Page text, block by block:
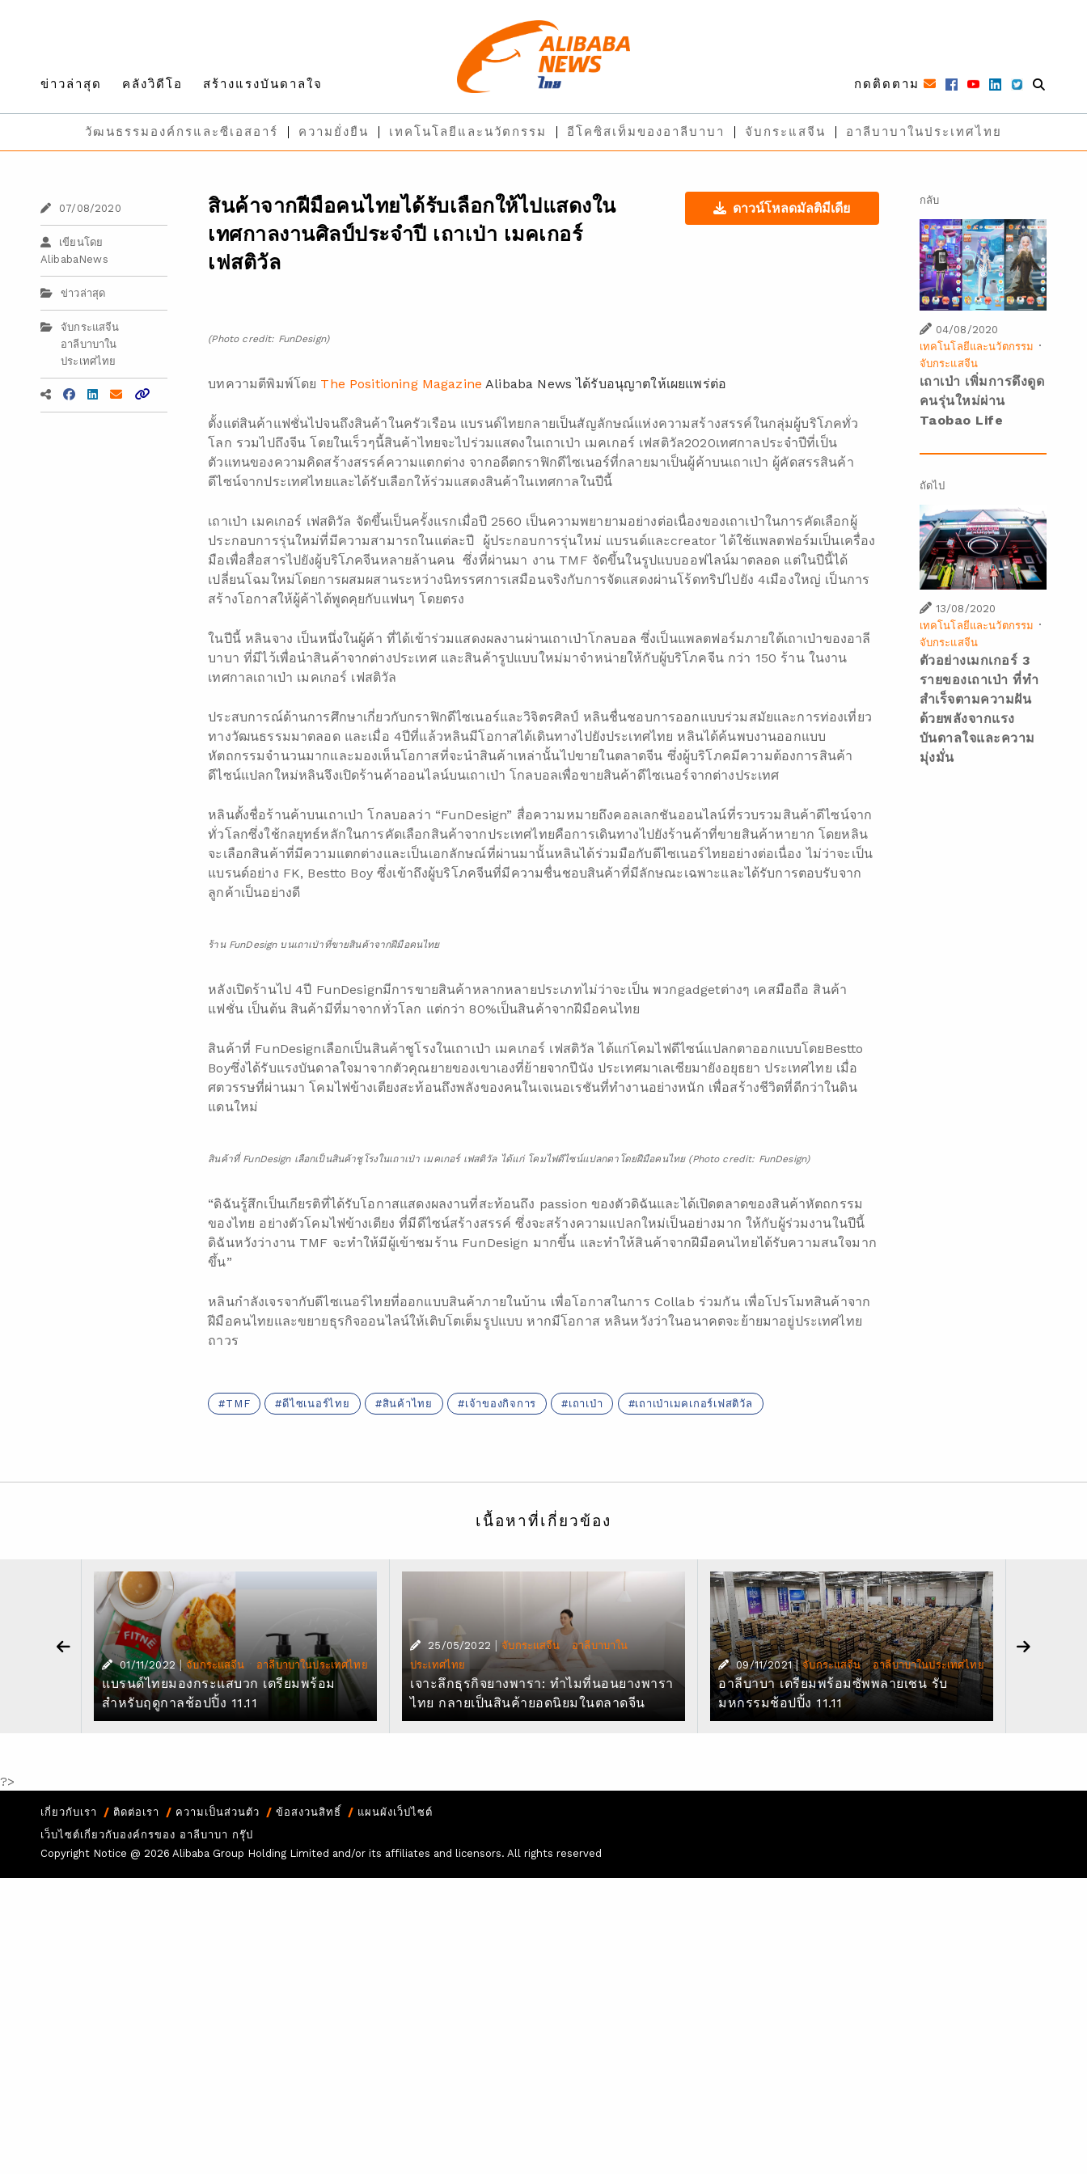
ข่าวล่าสุด คลังวิดีโอ สร้างแรงบันดาลใจ กดติดตาม
วัฒนธรรมองค์กรและซีเอสอาร์ ความยั่งยืน เทคโนโลยีและนวัตกรรม อีโคซิสเท็มของอาลีบาบา จับกระแสจีน อาลีบาบาในประเทศไทย
07/08/2020
เขียนโดย
AlibabaNews
ข่าวล่าสุด
จับกระแสจีน
อาลีบาบาใน
ประเทศไทย
สินค้าจากฝีมือคนไทยได้รับเลือกให้ไปแสดงใน
เทศกาลงานศิลป์ประจำปี เถาเป่า เมคเกอร์
เฟสติวัล
ดาวน์โหลดมัลติมีเดีย
(Photo credit: FunDesign)
บทความตีพิมพ์โดย The Positioning MagazineAlibaba News ได้รับอนุญาตให้เผยแพร่ต่อ
ตั้งแต่สินค้าแฟชั่นไปจนถึงสินค้าในครัวเรือน แบรนด์ไทยกลายเป็นสัญลักษณ์แห่งความสร้างสรรค์ในกลุ่มผู้บริโภคทั่ว
โลก รวมไปถึงจีน โดยในเร็วๆนี้สินค้าไทยจะไปร่วมแสดงในเถาเป่า เมคเกอร์ เฟสติวัล2020เทศกาลประจำปีที่เป็น
ตัวแทนของความคิดสร้างสรรค์ความแตกต่าง จากอดีตกราฟิกดีไซเนอร์ที่กลายมาเป็นผู้ค้าบนเถาเป่า ผู้คัดสรรสินค้า
ดีไซน์จากประเทศไทยและได้รับเลือกให้ร่วมแสดงสินค้าในเทศกาลในปีนี้
เถาเป่า เมคเกอร์ เฟสติวัล จัดขึ้นเป็นครั้งแรกเมื่อปี 2560 เป็นความพยายามอย่างต่อเนื่องของเถาเป่าในการคัดเลือกผู้
ประกอบการรุ่นใหม่ที่มีความสามารถในแต่ละปี ผู้ประกอบการรุ่นใหม่ แบรนด์และcreator ได้ใช้แพลตฟอร์มเป็นเครื่อง
มือเพื่อสื่อสารไปยังผู้บริโภคจีนหลายล้านคน ซึ่งที่ผ่านมา งาน TMF จัดขึ้นในรูปแบบออฟไลน์มาตลอด แต่ในปีนี้ได้
เปลี่ยนโฉมใหม่โดยการผสมผสานระหว่างนิทรรศการเสมือนจริงกับการจัดแสดงผ่านโร้ดทริปไปยัง 4เมืองใหญ่ เป็นการ
สร้างโอกาสให้ผู้ค้าได้พูดคุยกับแฟนๆ โดยตรง
ในปีนี้ หลินจาง เป็นหนึ่งในผู้ค้า ที่ได้เข้าร่วมแสดงผลงานผ่านเถาเป่าโกลบอล ซึ่งเป็นแพลตฟอร์มภายใต้เถาเป่าของอาลี
บาบา ที่มีไว้เพื่อนำสินค้าจากต่างประเทศ และสินค้ารูปแบบใหม่มาจำหน่ายให้กับผู้บริโภคจีน กว่า 150 ร้าน ในงาน
เทศกาลเถาเป่า เมคเกอร์ เฟสติวัล
ประสบการณ์ด้านการศึกษาเกี่ยวกับกราฟิกดีไซเนอร์และวิจิตรศิลป์ หลินชื่นชอบการออกแบบร่วมสมัยและการท่องเที่ยว
ทางวัฒนธรรมมาตลอด และเมื่อ 4ปีที่แล้วหลินมีโอกาสได้เดินทางไปยังประเทศไทย หลินได้ค้นพบงานออกแบบ
หัตถกรรมจำนวนมากและมองเห็นโอกาสที่จะนำสินค้าเหล่านั้นไปขายในตลาดจีน ซึ่งผู้บริโภคมีความต้องการสินค้า
ดีไซน์แปลกใหม่หลินจึงเปิดร้านค้าออนไลน์บนเถาเป่า โกลบอลเพื่อขายสินค้าดีไซเนอร์จากต่างประเทศ
หลินตั้งชื่อร้านค้าบนเถาเป่า โกลบอลว่า “FunDesign” สื่อความหมายถึงคอลเลกชันออนไลน์ที่รวบรวมสินค้าดีไซน์จาก
ทั่วโลกซึ่งใช้กลยุทธ์หลักในการคัดเลือกสินค้าจากประเทศไทยคือการเดินทางไปยังร้านค้าที่ขายสินค้าหายาก โดยหลิน
จะเลือกสินค้าที่มีความแตกต่างและเป็นเอกลักษณ์ที่ผ่านมานั้นหลินได้ร่วมมือกับดีไซเนอร์ไทยอย่างต่อเนื่อง ไม่ว่าจะเป็น
แบรนด์อย่าง FK, Bestto Boy ซึ่งเข้าถึงผู้บริโภคจีนที่มีความชื่นชอบสินค้าที่มีลักษณะเฉพาะและได้รับการตอบรับจาก
ลูกค้าเป็นอย่างดี
ร้าน FunDesign บนเถาเป่าที่ขายสินค้าจากฝีมือคนไทย
หลังเปิดร้านไป 4ปี FunDesignมีการขายสินค้าหลากหลายประเภทไม่ว่าจะเป็น พวกgadgetต่างๆ เคสมือถือ สินค้า
แฟชั่น เป็นต้น สินค้ามีที่มาจากทั่วโลก แต่กว่า 80%เป็นสินค้าจากฝีมือคนไทย
สินค้าที่ FunDesignเลือกเป็นสินค้าชูโรงในเถาเป่า เมคเกอร์ เฟสติวัล ได้แก่โคมไฟดีไซน์แปลกตาออกแบบโดยBestto
Boyซึ่งได้รับแรงบันดาลใจมาจากตัวคุณยายของเขาเองที่ย้ายจากปีนัง ประเทศมาเลเซียมายังอยุธยา ประเทศไทย เมื่อ
ศตวรรษที่ผ่านมา โคมไฟข้างเตียงสะท้อนถึงพลังของคนในเจเนอเรชันที่ทำงานอย่างหนัก เพื่อสร้างชีวิตที่ดีกว่าในดิน
แดนใหม่
สินค้าที่ FunDesign เลือกเป็นสินค้าชูโรงในเถาเป่า เมคเกอร์ เฟสติวัล ได้แก่ โคมไฟดีไซน์แปลกตาโดยฝีมือคนไทย (Photo credit: FunDesign)
“ดิฉันรู้สึกเป็นเกียรติที่ได้รับโอกาสแสดงผลงานที่สะท้อนถึง passion ของตัวดิฉันและได้เปิดตลาดของสินค้าหัตถกรรม
ของไทย อย่างตัวโคมไฟข้างเตียง ที่มีดีไซน์สร้างสรรค์ ซึ่งจะสร้างความแปลกใหม่เป็นอย่างมาก ให้กับผู้ร่วมงานในปีนี้
ดิฉันหวังว่างาน TMF จะทำให้มีผู้เข้าชมร้าน FunDesign มากขึ้น และทำให้สินค้าจากฝีมือคนไทยได้รับความสนใจมาก
ขึ้น”
หลินกำลังเจรจากับดีไซเนอร์ไทยที่ออกแบบสินค้าภายในบ้าน เพื่อโอกาสในการ Collab ร่วมกัน เพื่อโปรโมทสินค้าจาก
ฝีมือคนไทยและขยายธุรกิจออนไลน์ให้เติบโตเต็มรูปแบบ หากมีโอกาส หลินหวังว่าในอนาคตจะย้ายมาอยู่ประเทศไทย
ถาวร
TMF ดีไซเนอร์ไทย สินค้าไทย เจ้าของกิจการ เถาเป่า เถาเป่าเมคเกอร์เฟสติวัล
กลับ
04/08/2020
เทคโนโลยีและนวัตกรรม ·
จับกระแสจีน
เถาเป่า เพิ่มการดึงดูด
คนรุ่นใหม่ผ่าน
Taobao Life
ถัดไป
13/08/2020
เทคโนโลยีและนวัตกรรม ·
จับกระแสจีน
ตัวอย่างเมกเกอร์ 3
รายของเถาเป่า ที่ทำ
สำเร็จตามความฝัน
ด้วยพลังจากแรง
บันดาลใจและความ
มุ่งมั่น
เนื้อหาที่เกี่ยวข้อง
01/11/2022 | จับกระแสจีน อาลีบาบาในประเทศไทย
แบรนด์ไทยมองกระแสบวก เตรียมพร้อม
สำหรับฤดูกาลช้อปปิ้ง 11.11
25/05/2022 | จับกระแสจีน
อาลีบาบาใน
ประเทศไทย
เจาะลึกธุรกิจยางพารา: ทำไมที่นอนยางพารา
ไทย กลายเป็นสินค้ายอดนิยมในตลาดจีน
09/11/2021 | จับกระแสจีน·อาลีบาบาในประเทศไทย
อาลีบาบา เตรียมพร้อมซัพพลายเชน รับ
มหกรรมช้อปปิ้ง 11.11
?>
เกี่ยวกับเรา ติดต่อเรา ความเป็นส่วนตัว ข้อสงวนสิทธิ์
แผนผังเว็ปไซต์
เว็บไซต์เกี่ยวกับองค์กรของ อาลีบาบา กรุ๊ป
Copyright Notice @ 2026 Alibaba Group Holding Limited and/or its affiliates and licensors. All rights reserved